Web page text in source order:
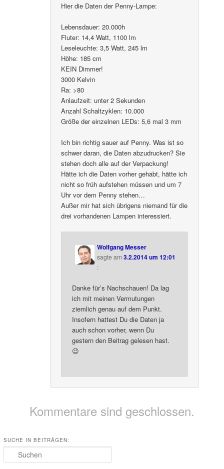
Hier die Daten der Penny-Lampe:
Lebensdauer: 20.000h
Fluter: 14,4 Watt, 1100 lm
Leseleuchte: 3,5 Watt, 245 lm
Höhe: 185 cm
KEIN Dimmer!
3000 Kelvin
Ra: >80
Anlaufzeit: unter 2 Sekunden
Anzahl Schaltzyklen: 10.000
Größe der einzelnen LEDs: 5,6 mal 3 mm
Ich bin richtig sauer auf Penny. Was ist so
schwer daran, die Daten abzudrucken? Sie
stehen doch alle auf der Verpackung!
Hätte ich die Daten vorher gehabt, hätte ich
nicht so früh aufstehen müssen und um 7
Uhr vor dem Penny stehen…
Außer mir hat sich übrigens niemand für die
drei vorhandenen Lampen interessiert.
Wolfgang Messer
sagte am3.2.2014 um 12:01
:
Danke für’s Nachschauen! Da lag
ich mit meinen Vermutungen
ziemlich genau auf dem Punkt.
Insofern hattest Du die Daten ja
auch schon vorher, wenn Du
gestern den Beitrag gelesen hast.
😉
Kommentare sind geschlossen.
SUCHE IN BEITRÄGEN:
Suchen